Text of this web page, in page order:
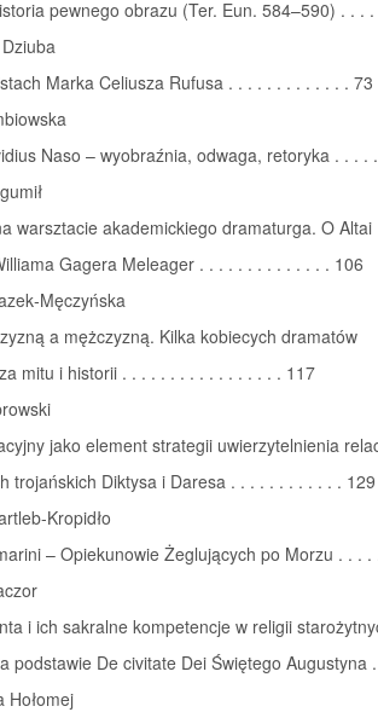
pewnego obrazu (Ter. Eun. 584–590) . . . .
Marka Celiusza Rufusa . . . . . . . . . . . . . 73
Naso – wyobraźnia, odwaga, retoryka . . . .
warsztacie akademickiego dramaturga. O Altai
Gagera Meleager . . . . . . . . . . . . . . 106
a mężczyzną. Kilka kobiecych dramatów
mitu i historii . . . . . . . . . . . . . . . . . 117
jako element strategii uwierzytelnienia
trojańskich Diktysa i Daresa . . . . . . . . . . . . 129
– Opiekunowie Żeglujących po Morzu . . . .
i ich sakralne kompetencje w religii
podstawie De civitate Dei Świętego Augustyna
Hołomej